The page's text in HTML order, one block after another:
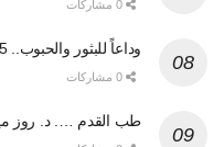
وداعاً للبثور والحبوب.. 5 علاجات منزلية جربيها
طب القدم …. د. روز